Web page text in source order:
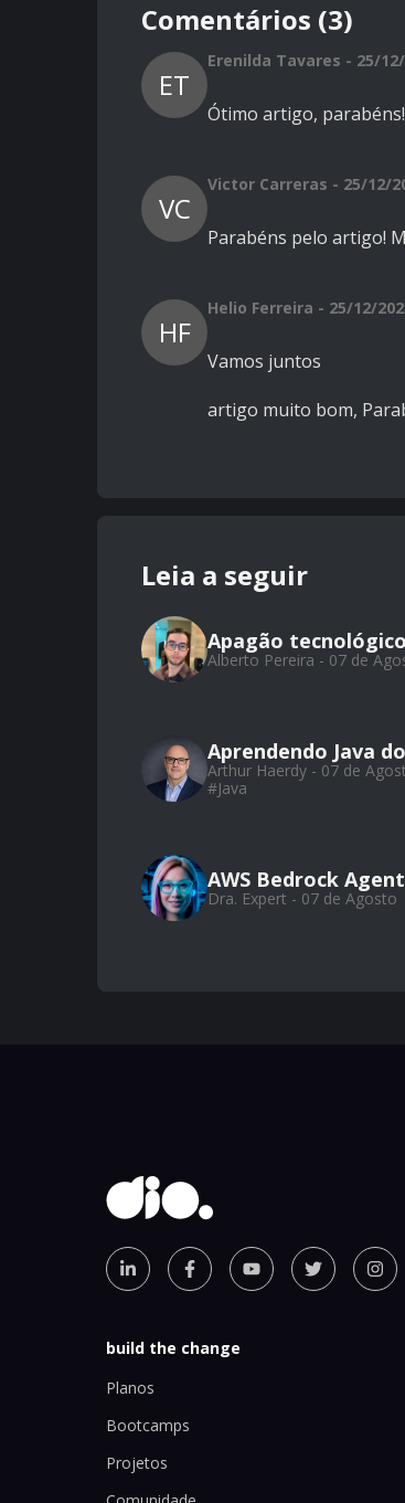
Comentários (3)
ET
Erenilda Tavares - 25/12/
Ótimo artigo, parabéns!
VC
Victor Carreras - 25/12/
Parabéns pelo artigo!
HF
Helio Ferreira - 25/12/
Vamos juntos
artigo muito bom,
Leia a seguir
Apagão
Alberto Pereira - 07 de
Aprendendo Java
Arthur Haerdy - 07 de
#Java
AWS Bedrock
Dra. Expert - 07 de Agosto
build the change
Planos
Bootcamps
Projetos